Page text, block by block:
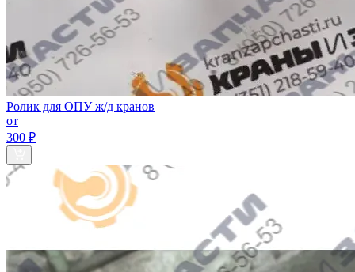
Ролик для ОПУ ж/д кранов
от
300 ₽